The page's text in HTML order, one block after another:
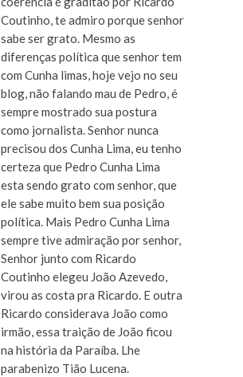
Coutinho, te admiro porque senhor
sabe ser grato. Mesmo as
diferenças política que senhor tem
com Cunha limas, hoje vejo no seu
blog, não falando mau de Pedro, é
sempre mostrado sua postura
como jornalista. Senhor nunca
precisou dos Cunha Lima, eu tenho
certeza que Pedro Cunha Lima
esta sendo grato com senhor, que
ele sabe muito bem sua posição
política. Mais Pedro Cunha Lima
sempre tive admiração por senhor,
Senhor junto com Ricardo
Coutinho elegeu João Azevedo,
virou as costa pra Ricardo. E outra
Ricardo considerava João como
irmão, essa traição de João ficou
na história da Paraíba. Lhe
parabenizo Tião Lucena.